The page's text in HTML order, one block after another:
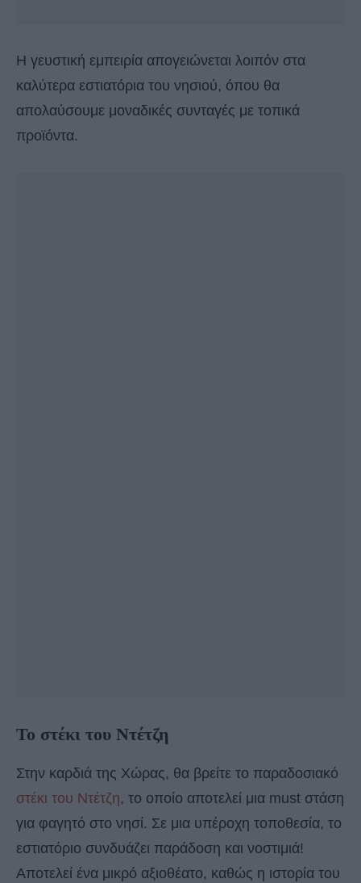
Η γευστική εμπειρία απογειώνεται λοιπόν στα
καλύτερα εστιατόρια του νησιού, όπου θα
απολαύσουμε μοναδικές συνταγές με τοπικά
προϊόντα.
Το στέκι του Ντέτζη
Στην καρδιά της Χώρας, θα βρείτε το παραδοσιακό
στέκι του Ντέτζη, το οποίο αποτελεί μια must στάση
για φαγητό στο νησί. Σε μια υπέροχη τοποθεσία, το
εστιατόριο συνδυάζει παράδοση και νοστιμιά!
Αποτελεί ένα μικρό αξιοθέατο, καθώς η ιστορία του